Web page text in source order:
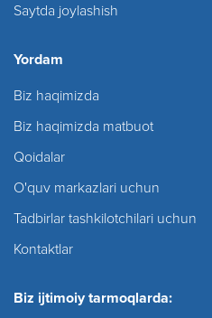
Saytda joylashish
Yordam
Biz haqimizda
Biz haqimizda matbuot
Qoidalar
O'quv markazlari uchun
Tadbirlar tashkilotchilari uchun
Kontaktlar
Biz ijtimoiy tarmoqlarda: